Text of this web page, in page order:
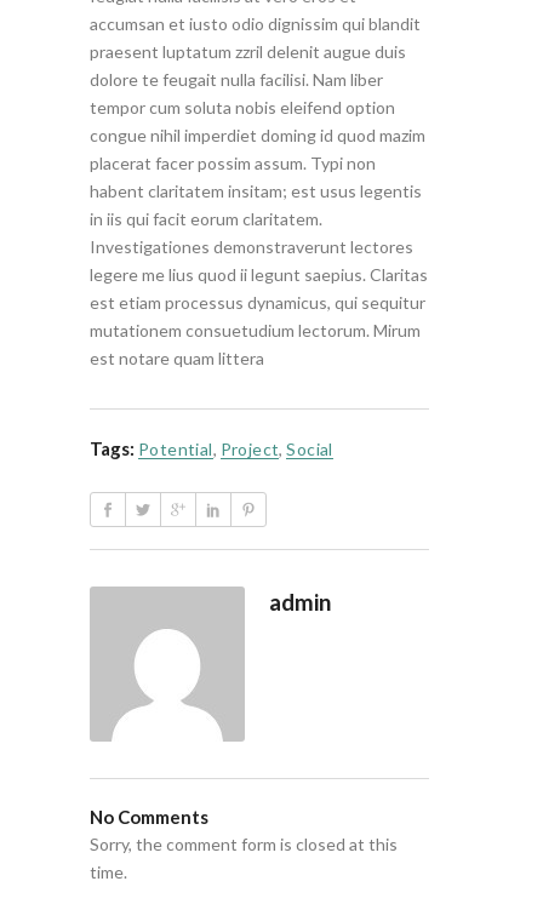
accumsan et iusto odio dignissim qui blandit
praesent luptatum zzril delenit augue duis
dolore te feugait nulla facilisi. Nam liber
tempor cum soluta nobis eleifend option
congue nihil imperdiet doming id quod mazim
placerat facer possim assum. Typi non
habent claritatem insitam; est usus legentis
in iis qui facit eorum claritatem.
Investigationes demonstraverunt lectores
legere me lius quod ii legunt saepius. Claritas
est etiam processus dynamicus, qui sequitur
mutationem consuetudium lectorum. Mirum
est notare quam littera
Tags: Potential, Project, Social
admin
No Comments
Sorry, the comment form is closed at this
time.